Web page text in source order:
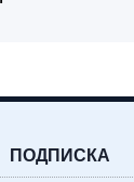
ПОДПИСКА